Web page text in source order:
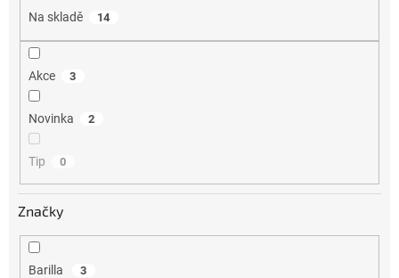
Na skladě 14
Akce 3
Novinka 2
Tip 0
Značky
Barilla 3